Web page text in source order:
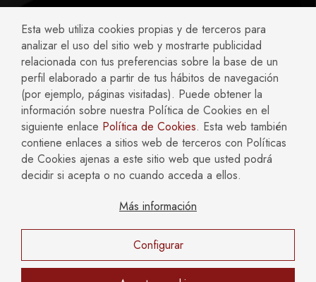
ABOGADOS ESPECIALIZADOS EN:
Accidentes y Negligencias
Civil
Compliance
Concursal
Empresas
Familia
Fiscal
Hipotecario y Bancario
Inmobiliario y Construcción
Laboral
Mercantil y Societario
Penal
AVISO LEGAL
POLÍTICA DE COOKIES
Copyright © 2026 Català Reinón Abogados. Todos los
Esta web utiliza cookies propias y de terceros para
analizar el uso del sitio web y mostrarte publicidad
relacionada con tus preferencias sobre la base de un
perfil elaborado a partir de tus hábitos de navegación
(por ejemplo, páginas visitadas). Puede obtener la
información sobre nuestra Política de Cookies en el
siguiente enlace Política de Cookies. Esta web también
contiene enlaces a sitios web de terceros con Políticas
de Cookies ajenas a este sitio web que usted podrá
decidir si acepta o no cuando acceda a ellos.
Más información
Configurar